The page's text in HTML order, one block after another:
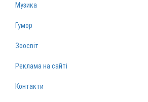
Музика
Гумор
Зоосвіт
Реклама на сайті
Контакти